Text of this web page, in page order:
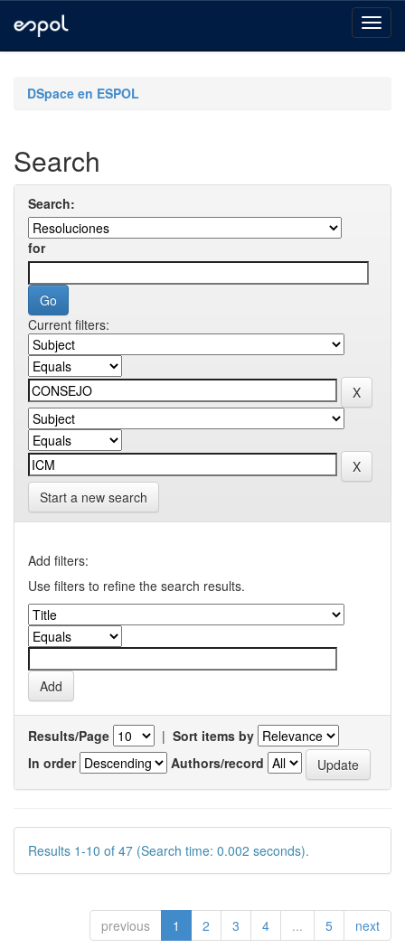
navigationDSpace en ESPOL
Search
Search:
for
Current filters:
Start a new search
Add filters:
Use filters to refine the search results.
Results/Page | Sort items by
In order
Authors/record
Results 1-10 of 47 (Search time: 0.002 seconds).
previous 1 2 3 4 ... 5 next